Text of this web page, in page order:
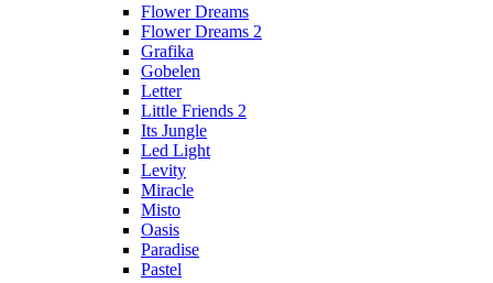
Flower Dreams
Flower Dreams 2
Grafika
Gobelen
Letter
Little Friends 2
Its Jungle
Led Light
Levity
Miracle
Misto
Oasis
Paradise
Pastel